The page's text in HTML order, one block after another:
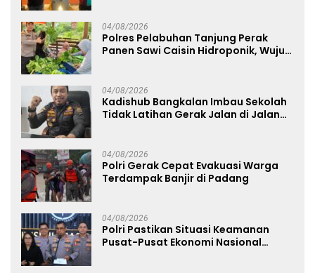
04/08/2026
Polres Pelabuhan Tanjung Perak
Panen Sawi Caisin Hidroponik, Wujud
04/08/2026
Kadishub Bangkalan Imbau Sekolah
Tidak Latihan Gerak Jalan di Jalan
04/08/2026
Polri Gerak Cepat Evakuasi Warga
Terdampak Banjir di Padang
04/08/2026
Polri Pastikan Situasi Keamanan
Pusat-Pusat Ekonomi Nasional